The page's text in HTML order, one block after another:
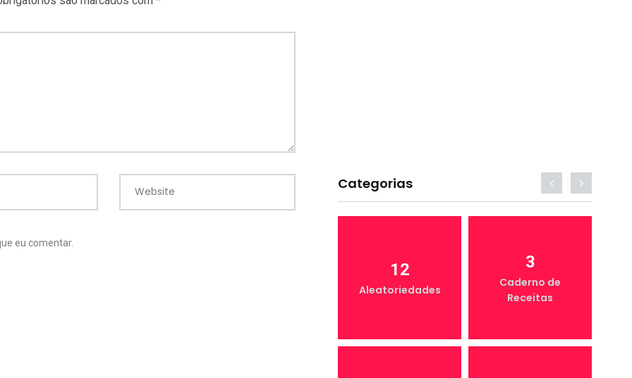
Website
eu comentar.
Categorias
12
Aleatoriedades
3
Caderno de
Receitas